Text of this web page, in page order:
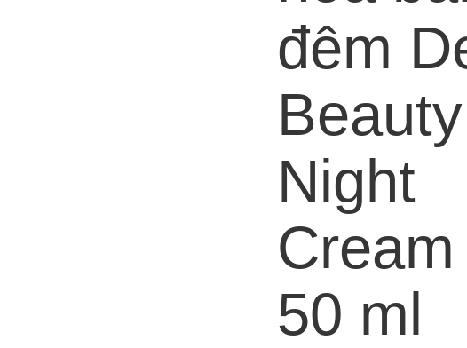
đêm
Beauty
Night
50 ml